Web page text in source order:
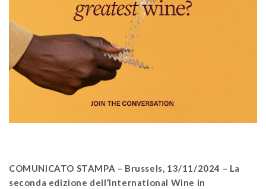
COMUNICATO STAMPA – Brussels, 13/11/2024 – La
seconda edizione dell’International Wine in